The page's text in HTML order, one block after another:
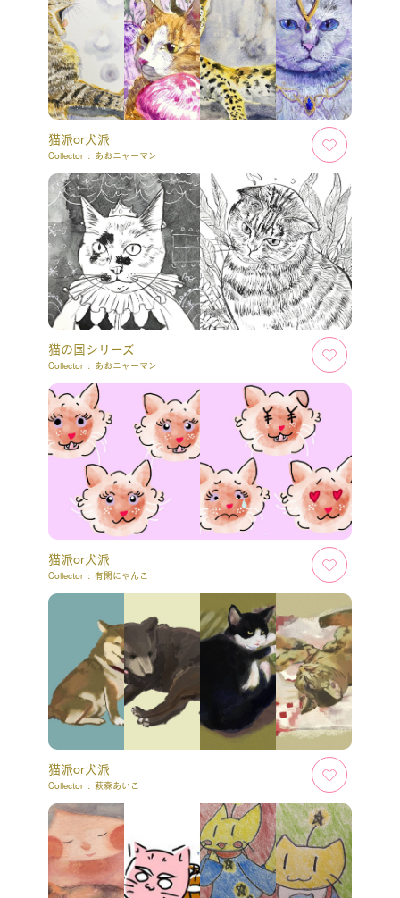
猫派or犬派
Collector : あおニャーマン
猫の国シリーズ
Collector : あおニャーマン
猫派or犬派
Collector : 有閑にゃんこ
猫派or犬派
Collector : 萩森あいこ